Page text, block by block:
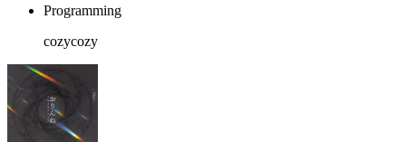
Programming
cozycozy